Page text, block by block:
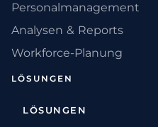
Personalmanagement
Analysen & Reports
Workforce-Planung
LÖSUNGEN
LÖSUNGEN